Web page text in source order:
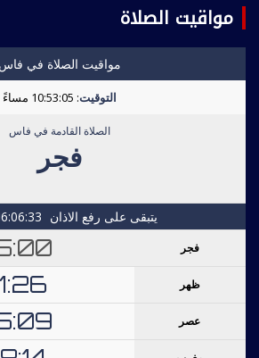
مواقيت الصلاة